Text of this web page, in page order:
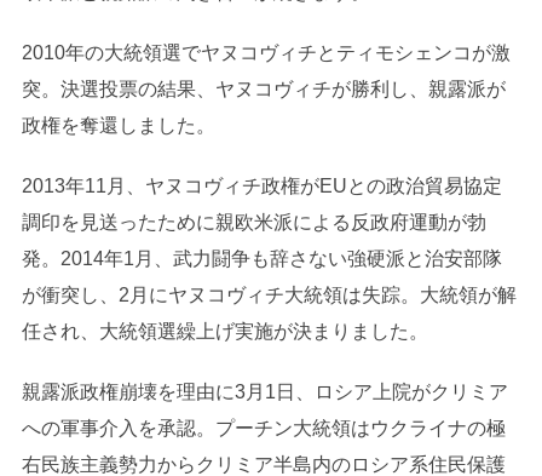
2010年の大統領選でヤヌコヴィチとティモシェンコが激
突。決選投票の結果、ヤヌコヴィチが勝利し、親露派が
政権を奪還しました。
2013年11月、ヤヌコヴィチ政権がEUとの政治貿易協定
調印を見送ったために親欧米派による反政府運動が勃
発。2014年1月、武力闘争も辞さない強硬派と治安部隊
が衝突し、2月にヤヌコヴィチ大統領は失踪。大統領が解
任され、大統領選繰上げ実施が決まりました。
親露派政権崩壊を理由に3月1日、ロシア上院がクリミア
への軍事介入を承認。プーチン大統領はウクライナの極
右民族主義勢力からクリミア半島内のロシア系住民保護